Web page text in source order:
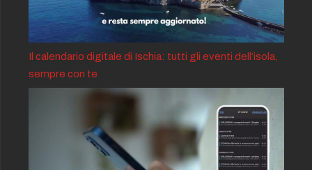
Il calendario digitale di Ischia: tutti gli eventi dell’isola,
sempre con te